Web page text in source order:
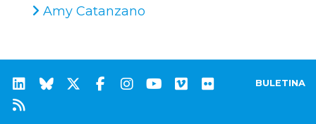
Amy Catanzano
BULETINA